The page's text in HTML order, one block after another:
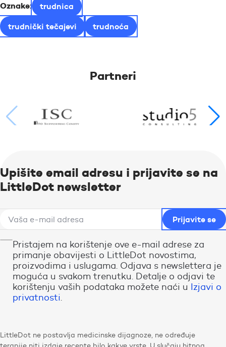
Oznake:
trudnica
trudnički tečajevi
trudnoća
Partneri
Upišite email adresu i prijavite se na
LittleDot newsletter
Pristajem na korištenje ove e-mail adrese za
primanje obavijesti o LittleDot novostima,
proizvodima i uslugama. Odjava s newslettera je
moguća u svakom trenutku. Detalje o odjavi te
korištenju vaših podataka možete naći u Izjavi o
privatnosti.
LittleDot ne postavlja medicinske dijagnoze, ne određuje